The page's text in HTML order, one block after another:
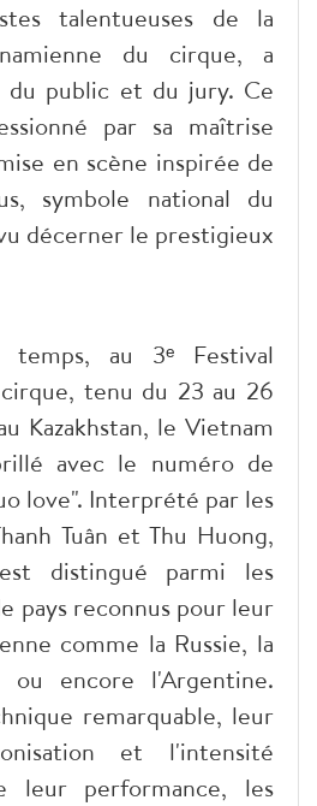
talentueuses de la
du cirque, a
public et du jury. Ce
par sa maîtrise
en scène inspirée de
symbole national du
décerner le prestigieux
temps, au 3ᵉ Festival
tenu du 23 au 26
Kazakhstan, le Vietnam
avec le numéro de
love". Interprété par les
Tuân et Thu Huong,
distingué parmi les
pays reconnus pour leur
comme la Russie, la
ou encore l'Argentine.
remarquable, leur
et l'intensité
leur performance, les